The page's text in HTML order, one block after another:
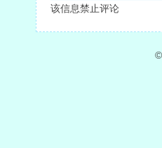
该信息禁止评论